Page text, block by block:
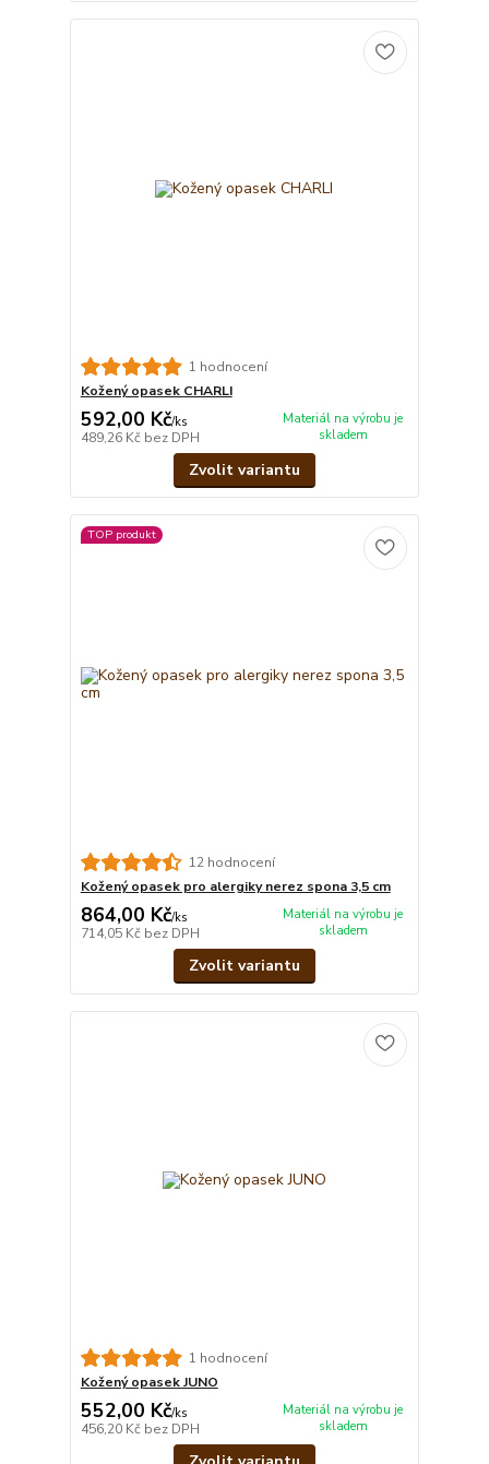
1 hodnocení
Kožený opasek CHARLI
592,00 Kč/ks
489,26 Kč bez DPH
Materiál na výrobu je
skladem
Zvolit variantu
TOP produkt
12 hodnocení
Kožený opasek pro alergiky nerez spona 3,5 cm
864,00 Kč/ks
714,05 Kč bez DPH
Materiál na výrobu je
skladem
Zvolit variantu
1 hodnocení
Kožený opasek JUNO
552,00 Kč/ks
456,20 Kč bez DPH
Materiál na výrobu je
skladem